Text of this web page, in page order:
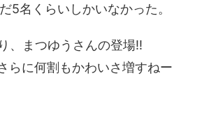
5名くらいしかいなかった。
、まつゆうさんの登場!!
らに何割もかわいさ増すねー